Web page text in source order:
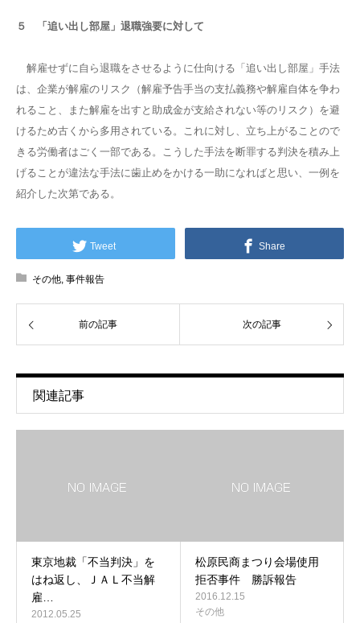
５ 「追い出し部屋」退職強要に対して
解雇せずに自ら退職をさせるように仕向ける「追い出し部屋」手法
は、企業が解雇のリスク（解雇予告手当の支払義務や解雇自体を争わ
れること、また解雇を出すと助成金が支給されない等のリスク）を避
けるため古くから多用されている。これに対し、立ち上がることので
きる労働者はごく一部である。こうした手法を断罪する判決を積み上
げることが違法な手法に歯止めをかける一助になればと思い、一例を
紹介した次第である。
Tweet Share
その他 事件報告
前の記事 次の記事
関連記事
東京地裁「不当判決」を
はね返し、ＪＡＬ不当解
雇…
2012.05.25
松原民商まつり会場使用
拒否事件 勝訴報告
2016.12.15
その他